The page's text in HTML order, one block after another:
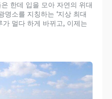
명소를 지칭하는 ‘지상 최대
가 멀다 하게 바뀌고, 이제는